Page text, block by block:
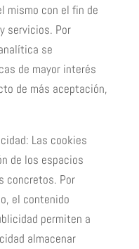
mismo con el fin de
servicios. Por
se
de mayor interés
de más aceptación,
Las cookies
de los espacios
concretos. Por
el contenido
permiten a
almacenar